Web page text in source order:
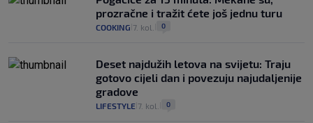
prozračne i tražit ćete još jednu turu
COOKING 7. kol. 0
Deset najdužih letova na svijetu: Traju
gotovo cijeli dan i povezuju najudaljenije
gradove
LIFESTYLE 7. kol. 0